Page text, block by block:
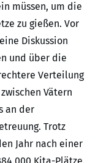
müssen, um die
zu gießen. Vor
Diskussion
und über die
Verteilung
Vätern
an der
Trotz
Jahr nach einer